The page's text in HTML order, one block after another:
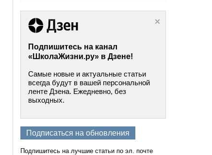
Подпишитесь на канал
«ШколаЖизни.ру» в Дзене!
Самые новые и актуальные статьи
всегда будут в вашей персональной
ленте Дзена. Ежедневно, без
выходных.
Подписаться на обновления
Подпишитесь на лучшие статьи по эл. почте